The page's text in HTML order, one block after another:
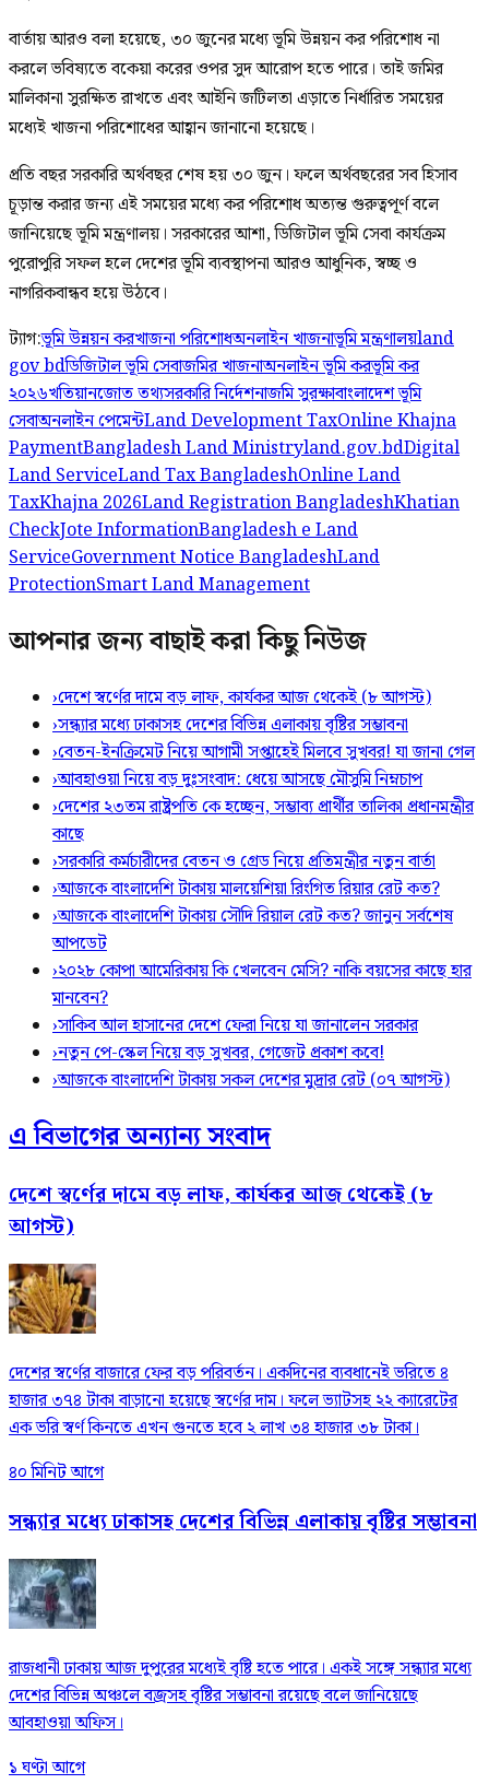
বার্তায় আরও বলা হয়েছে, ৩০ জুনের মধ্যে ভূমি উন্নয়ন কর পরিশোধ না
করলে ভবিষ্যতে বকেয়া করের ওপর সুদ আরোপ হতে পারে। তাই জমির
মালিকানা সুরক্ষিত রাখতে এবং আইনি জটিলতা এড়াতে নির্ধারিত সময়ের
মধ্যেই খাজনা পরিশোধের আহ্বান জানানো হয়েছে।
প্রতি বছর সরকারি অর্থবছর শেষ হয় ৩০ জুন। ফলে অর্থবছরের সব হিসাব
চূড়ান্ত করার জন্য এই সময়ের মধ্যে কর পরিশোধ অত্যন্ত গুরুত্বপূর্ণ বলে
জানিয়েছে ভূমি মন্ত্রণালয়। সরকারের আশা, ডিজিটাল ভূমি সেবা কার্যক্রম
পুরোপুরি সফল হলে দেশের ভূমি ব্যবস্থাপনা আরও আধুনিক, স্বচ্ছ ও
নাগরিকবান্ধব হয়ে উঠবে।
ট্যাগ:ভূমি উন্নয়ন করখাজনা পরিশোধঅনলাইন খাজনাভূমি মন্ত্রণালয়land
gov bdডিজিটাল ভূমি সেবাজমির খাজনাঅনলাইন ভূমি করভূমি কর
২০২৬খতিয়ানজোত তথ্যসরকারি নির্দেশনাজমি সুরক্ষাবাংলাদেশ ভূমি
সেবাঅনলাইন পেমেন্টLand Development TaxOnline Khajna
PaymentBangladesh Land Ministryland.gov.bdDigital
Land ServiceLand Tax BangladeshOnline Land
TaxKhajna 2026Land Registration BangladeshKhatian
CheckJote InformationBangladesh e Land
ServiceGovernment Notice BangladeshLand
ProtectionSmart Land Management
আপনার জন্য বাছাই করা কিছু নিউজ
›দেশে স্বর্ণের দামে বড় লাফ, কার্যকর আজ থেকেই (৮ আগস্ট)
›সন্ধ্যার মধ্যে ঢাকাসহ দেশের বিভিন্ন এলাকায় বৃষ্টির সম্ভাবনা
›বেতন-ইনক্রিমেট নিয়ে আগামী সপ্তাহেই মিলবে সুখবর! যা জানা গেল
›আবহাওয়া নিয়ে বড় দুঃসংবাদ: ধেয়ে আসছে মৌসুমি নিম্নচাপ
›দেশের ২৩তম রাষ্ট্রপতি কে হচ্ছেন, সম্ভাব্য প্রার্থীর তালিকা প্রধানমন্ত্রীর
কাছে
›সরকারি কর্মচারীদের বেতন ও গ্রেড নিয়ে প্রতিমন্ত্রীর নতুন বার্তা
›আজকে বাংলাদেশি টাকায় মালয়েশিয়া রিংগিত রিয়ার রেট কত?
›আজকে বাংলাদেশি টাকায় সৌদি রিয়াল রেট কত? জানুন সর্বশেষ
আপডেট
›২০২৮ কোপা আমেরিকায় কি খেলবেন মেসি? নাকি বয়সের কাছে হার
মানবেন?
›সাকিব আল হাসানের দেশে ফেরা নিয়ে যা জানালেন সরকার
›নতুন পে-স্কেল নিয়ে বড় সুখবর, গেজেট প্রকাশ কবে!
›আজকে বাংলাদেশি টাকায় সকল দেশের মুদ্রার রেট (০৭ আগস্ট)
এ বিভাগের অন্যান্য সংবাদ
দেশে স্বর্ণের দামে বড় লাফ, কার্যকর আজ থেকেই (৮
আগস্ট)
দেশের স্বর্ণের বাজারে ফের বড় পরিবর্তন। একদিনের ব্যবধানেই ভরিতে ৪
হাজার ৩৭৪ টাকা বাড়ানো হয়েছে স্বর্ণের দাম। ফলে ভ্যাটসহ ২২ ক্যারেটের
এক ভরি স্বর্ণ কিনতে এখন গুনতে হবে ২ লাখ ৩৪ হাজার ৩৮ টাকা।
৪০ মিনিট আগে
সন্ধ্যার মধ্যে ঢাকাসহ দেশের বিভিন্ন এলাকায় বৃষ্টির সম্ভাবনা
রাজধানী ঢাকায় আজ দুপুরের মধ্যেই বৃষ্টি হতে পারে। একই সঙ্গে সন্ধ্যার মধ্যে
দেশের বিভিন্ন অঞ্চলে বজ্রসহ বৃষ্টির সম্ভাবনা রয়েছে বলে জানিয়েছে
আবহাওয়া অফিস।
১ ঘণ্টা আগে